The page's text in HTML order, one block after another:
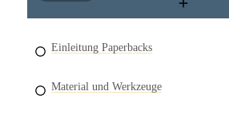
Einleitung Paperbacks
Material und Werkzeuge